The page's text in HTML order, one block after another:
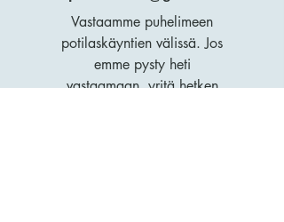
Vastaamme puhelimeen
potilaskäyntien välissä. Jos
emme pysty heti
vastaamaan, yritä hetken